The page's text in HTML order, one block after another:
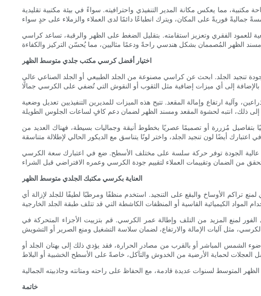
مما يعكس مكانة المدير التنفيذي واحترافيته. سواءً في بيئة مكتبية تقليدية
الفقري وتعزيز استقامته. بتقليل الضغط على الظهر والرقبة، تساعد كراسي
اختيار أفضل كرسي مكتب جلدي متوسط ​​الظهر
تنجيد الجلد. ابحث عن كراسي مصنوعة من الجلد الطبيعي أو الجلد الصناعي عالي
ارتفاع وإمالة المقعد. تتيح هذه الميزات للمديرين التنفيذيين تعديل وضعية
مُزررة أو تصميمًا عصريًا بخطوط أنيقة وجماليات بسيطة، فهناك العديد من
عالية الجودة توفر حركة سلسة على مختلف الأسطح. ضع في اعتبارك سعة الكرسي
العناية بكرسي مكتبك الجلدي متوسط ​​الظهر
الأوساخ والبقع على التنجيد. استخدم منظفًا ومرطبًا لطيفًا للجلد لإزالة أي
لمنع المزيد من التلف وإطالة عمر الكرسي. قم بتزييت الأجزاء المتحركة في
المباشر أو بالقرب من مصادر الحرارة، فقد يؤدي ذلك إلى بهتان الجلد أو
خاتمة